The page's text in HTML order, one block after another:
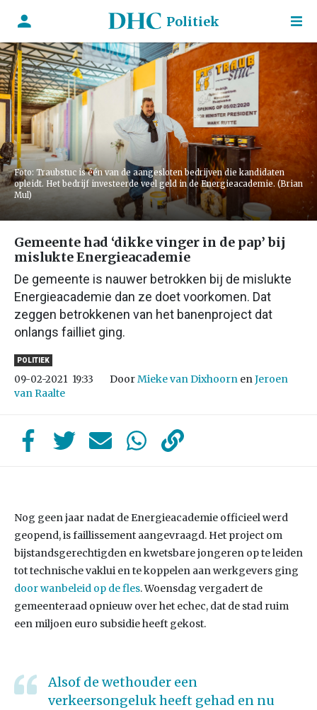
Politiek
Foto: Traubstuc is één van de aangesloten bedrijven die kandidaten
opleidt. Het bedrijf investeerde veel geld in de Energieacademie. (Brian
Mul)
Gemeente had ‘dikke vinger in de pap’ bij
mislukte Energieacademie
De gemeente is nauwer betrokken bij de mislukte
Energieacademie dan ze doet voorkomen. Dat
zeggen betrokkenen van het banenproject dat
onlangs failliet ging.
POLITIEK
09-02-2021 19:33 DoorMieke van Dixhoorn enJeroen
van Raalte
Nog geen jaar nadat de Energieacademie officieel werd
geopend, is faillissement aangevraagd. Het project om
bijstandsgerechtigden en kwetsbare jongeren op te leiden
tot technische vaklui en te koppelen aan werkgevers ging
door wanbeleid op de fles. Woensdag vergadert de
gemeenteraad opnieuw over het echec, dat de stad ruim
een miljoen euro subsidie heeft gekost.
Alsof de wethouder een
verkeersongeluk heeft gehad en nu